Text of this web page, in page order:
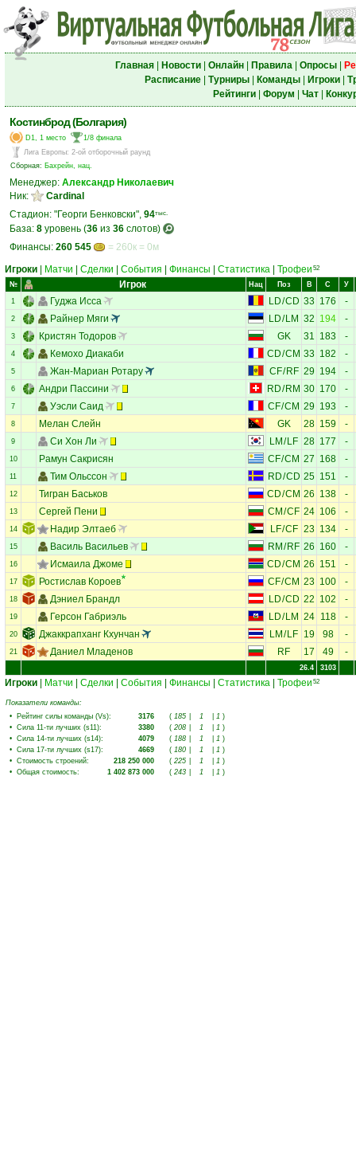
Главная| Новости| Онлайн| Правила| Опросы|
Расписание| Турниры| Команды| Игроки|
Рейтинги| Форум Чат|
Костинброд (Болгария)
D1, 1 место
1/8 финала
Лига Европы: 2-ой отборочный раунд
Сборная: Бахрейн, нац.
Менеджер: Александр Николаевич
Ник:
Cardinal
Стадион: "Георги Бенковски", 94тыс.
База: 8 уровень (36 из 36 слотов)
Финансы: 260 545
= 260к = 0м
Игроки
Матчи Сделки События Финансы Статистика Трофеи 52
№ Игрок Нац Поз В С У
1 Гуджа Исса LD/CD 33 176 -
2 Райнер Мяги LD/ LM 32 194 -
3 Кристян Тодоров GK 31 183 -
4 Кемохо Диакаби CD/CM 33 182 -
5 Жан-Мариан Ротару CF/RF 29 194 -
6 Андри Пассини RD/ RM 30 170 -
7 Уэсли Саид CF/CM 29 193 -
8 Мелан Слейн GK 28 159 -
9 Си Хон Ли LM / LF 28 177 -
10 Рамун Сакрисян CF/CM 27 168 -
11 Тим Ольссон RD/CD 25 151 -
12 Тигран Баськов CD/CM 26 138 -
13 Сергей Пени CM /CF 24 106 -
14 Надир Элтаеб LF/CF 23 134 -
15 Василь Васильев RM / RF 26 160 -
16 Исмаила Джоме CD/CM 26 151 -
17 Ростислав Короев CF/CM 23 100 -
18 Дэниел Брандл LD/CD 22 102 -
19 Герсон Габриэль LD/ LM 24 118 -
20 Джаккрапханг Кхунчан LM / LF 19 98 -
21 Даниел Младенов RF 17 49 -
26.4 3103
Игроки Матчи Сделки События Финансы Статистика Трофеи 52
Показатели команды:
• Рейтинг силы команды (Vs): 3176 ( 185 1 1 )
• Сила 11-ти лучших (s11): 3380 ( 208 1 1 )
• Сила 14-ти лучших (s14): 4079 ( 188 1 1 )
• Сила 17-ти лучших (s17): 4669 ( 180 1 1 )
• Стоимость строений: 218 250 000 ( 225 1 1 )
• Общая стоимость: 1 402 873 000 ( 243 1 1 )